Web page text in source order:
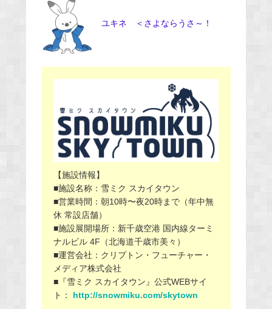
ユキネ ＜さよならうさ～！
【施設情報】
■施設名称：雪ミク スカイタウン
■営業時間：朝10時〜夜20時まで（年中無
休 常設店舗）
■施設展開場所：新千歳空港 国内線ターミ
ナルビル 4F（北海道千歳市美々）
■運営会社：クリプトン・フューチャー・
メディア株式会社
■『雪ミク スカイタウン』公式WEBサイ
ト：
http://snowmiku.com/skytown